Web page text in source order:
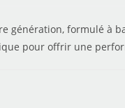
génération, formulé à
pour offrir une